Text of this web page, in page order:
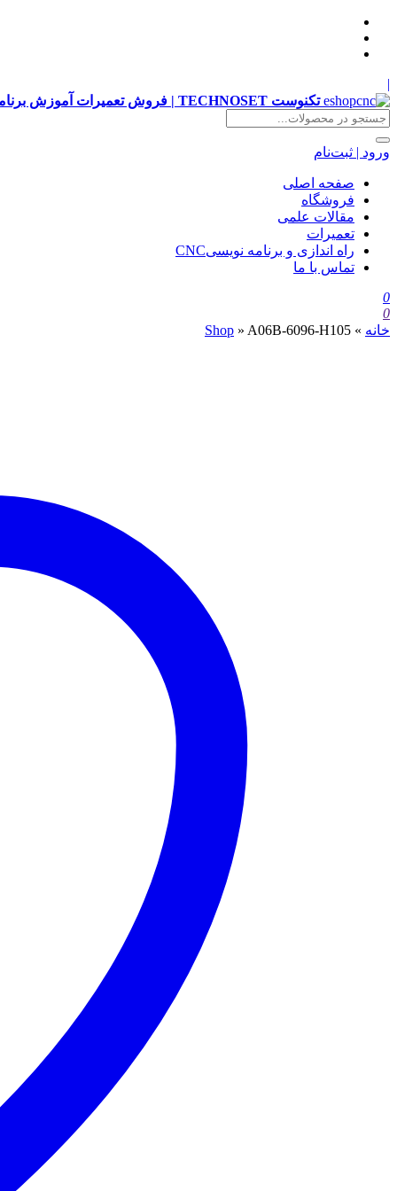
|
تکنوست TECHNOSET | فروش تعمیرات آموزش برنامه نویسی cnc زیمنس فانوک هایدن siemens ,fanuc, heidenhain ,hust, gsk
ورود | ثبت‌نام
صفحه اصلی
فروشگاه
مقالات علمی
تعمیرات
راه اندازی و برنامه نویسیCNC
تماس با ما
0
0
خانه »
Shop » A06B-6096-H105